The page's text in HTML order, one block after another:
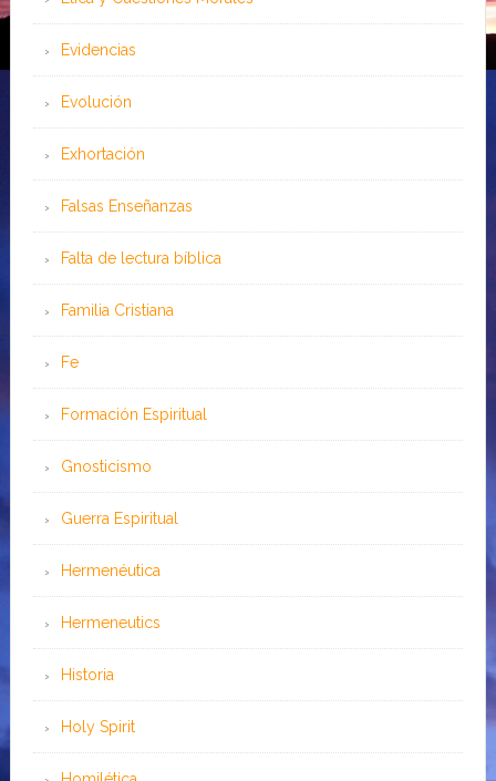
Evidencias
Evolución
Exhortación
Falsas Enseñanzas
Falta de lectura bíblica
Familia Cristiana
Fe
Formación Espiritual
Gnosticismo
Guerra Espiritual
Hermenéutica
Hermeneutics
Historia
Holy Spirit